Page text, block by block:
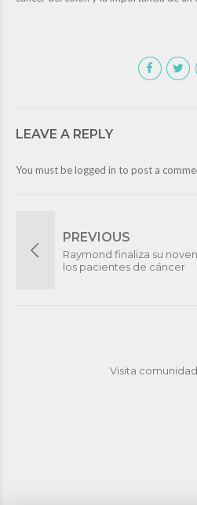
LEAVE A REPLY
You must be logged in to post a
PREVIOUS
Raymond finaliza su
los pacientes de cáncer
Visita